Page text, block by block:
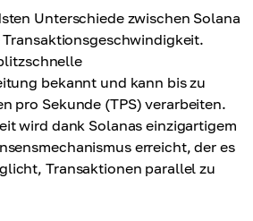
Unterschiede zwischen Solana
bekannt und kann bis zu
pro Sekunde (TPS) verarbeiten.
wird dank Solanas einzigartigem
erreicht, der es
Transaktionen parallel zu